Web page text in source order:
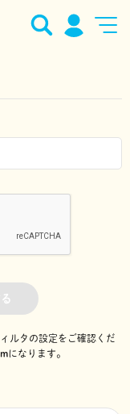
ルタの設定をご確認くだ
になります。